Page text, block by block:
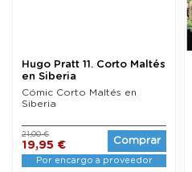
Hugo Pratt 11. Corto Maltés
en Siberia
Cómic Corto Maltés en
Siberia
19,95 €
21,00 €
Comprar
Por encargo a proveedor